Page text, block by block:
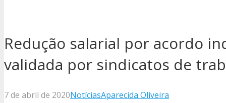
Redução salarial por acordo
validada por sindicatos de
7 de abril de 2020NotíciasAparecida Oliveira